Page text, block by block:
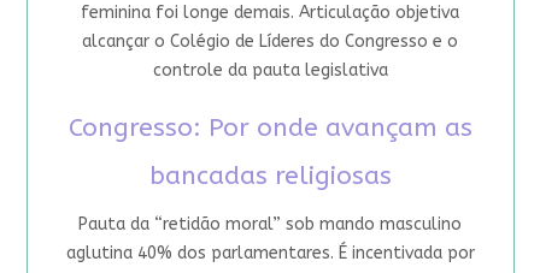
feminina foi longe demais. Articulação objetiva
alcançar o Colégio de Líderes do Congresso e o
controle da pauta legislativa
Congresso: Por onde avançam as
bancadas religiosas
Pauta da “retidão moral” sob mando masculino
aglutina 40% dos parlamentares. É incentivada por